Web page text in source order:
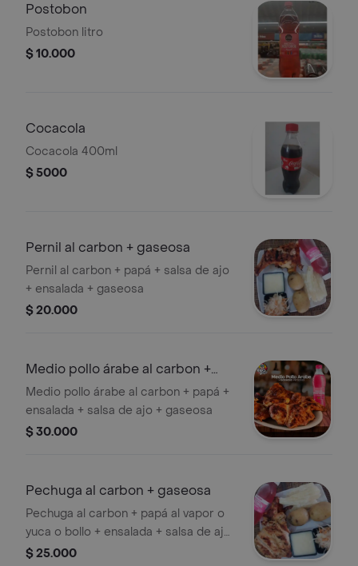
Postobon
Postobon litro
$ 10.000
Cocacola
Cocacola 400ml
$ 5000
Pernil al carbon + gaseosa
Pernil al carbon + papá + salsa de ajo
+ ensalada + gaseosa
$ 20.000
Medio pollo árabe al carbon +
gaseosa
Medio pollo árabe al carbon + papá +
ensalada + salsa de ajo + gaseosa
$ 30.000
Pechuga al carbon + gaseosa
Pechuga al carbon + papá al vapor o
yuca o bollo + ensalada + salsa de ajo
+ gaseosa
$ 25.000